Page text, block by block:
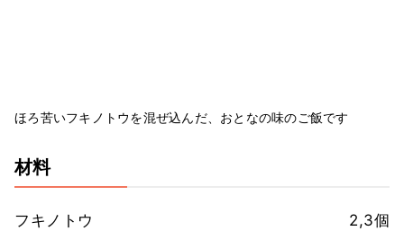
ほろ苦いフキノトウを混ぜ込んだ、おとなの味のご飯です
材料
フキノトウ
2,3個